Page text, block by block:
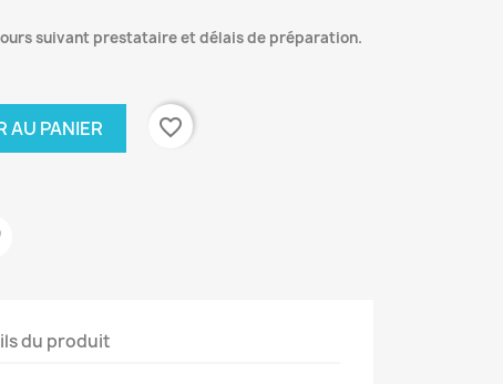
suivant prestataire et délais de préparation.
AU PANIER
favorite_border
du produit